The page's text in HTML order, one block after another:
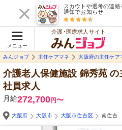
スカウトや選考の連絡
通知でお知らせ
メニュー
介護･医療求人サイト
みんジョブ
主任ケアマネ 大阪府の主任ケア
介護老人保健施設 錦秀苑 の
社員求人
月給272,700円〜
大阪府
大阪市 大阪市住吉区 南住吉